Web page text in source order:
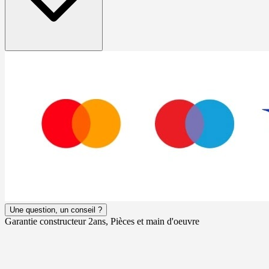
Une question, un conseil ?
Garantie constructeur 2ans, Pièces et main d'oeuvre